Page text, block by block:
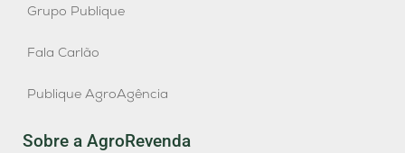
Grupo Publique
Fala Carlão
Publique AgroAgência
Sobre a AgroRevenda